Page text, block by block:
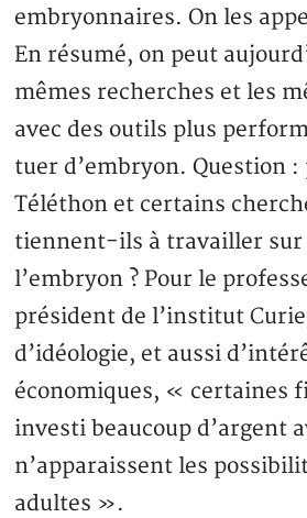
embryonnaires. On les
En résumé, on peut
mêmes recherches et les
avec des outils plus
tuer d’embryon. Question :
Téléthon et certains
tiennent-ils à travailler sur
l’embryon ? Pour le
président de l’institut
d’idéologie, et aussi
économiques, « certaines
investi beaucoup d’argent
n’apparaissent les
adultes ».